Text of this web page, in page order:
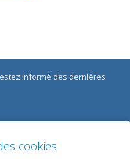
cookies
informé des dernières